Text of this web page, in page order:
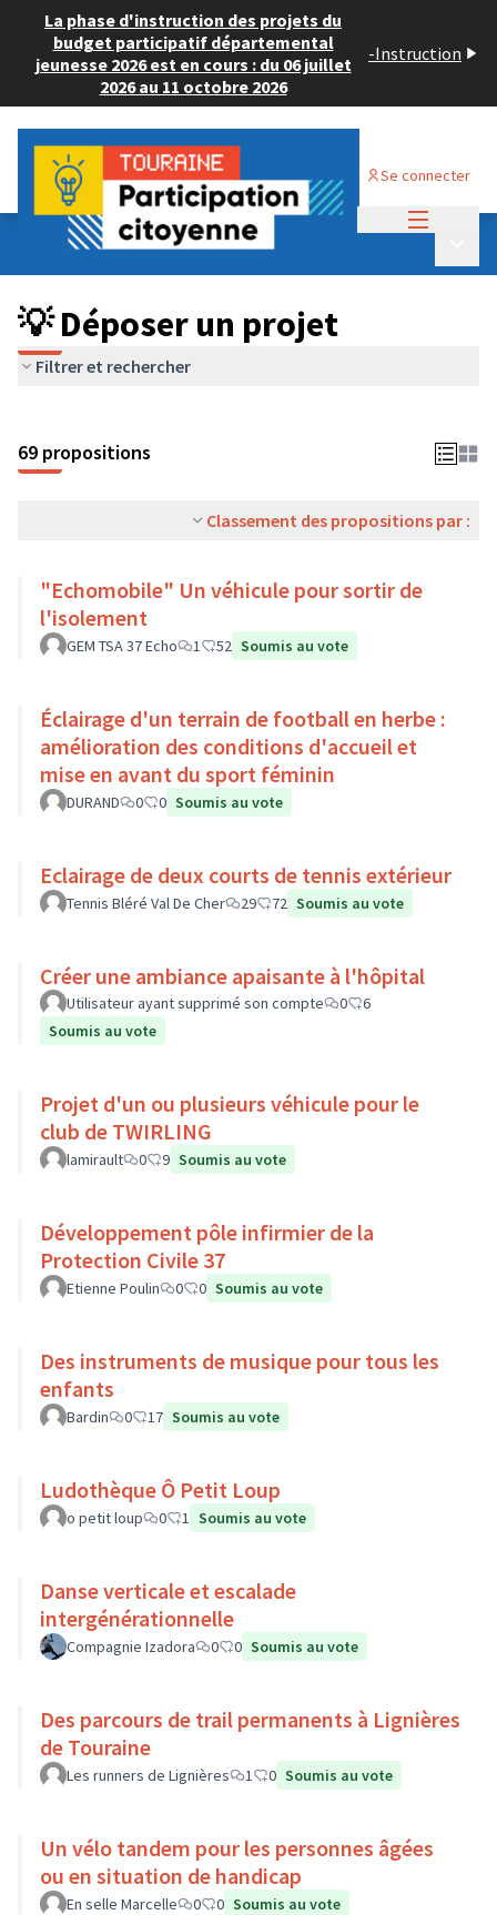
La phase d'instruction des projets du
budget participatif départemental
jeunesse 2026 est en cours : du 06 juillet
2026 au 11 octobre 2026
-Instruction
Se connecter
Budget Participatif ADULTE 2024
💡 Déposer un projet
💡 Déposer un projet
Filtrer et rechercher
69 propositions
Classement des propositions par :
"Echomobile" Un véhicule pour sortir de
l'isolement
GEM TSA 37 Echo 1 52 Soumis au vote
Éclairage d'un terrain de football en herbe :
amélioration des conditions d'accueil et
mise en avant du sport féminin
DURAND 0 0 Soumis au vote
Eclairage de deux courts de tennis extérieur
Tennis Bléré Val De Cher 29 72 Soumis au vote
Créer une ambiance apaisante à l'hôpital
Utilisateur ayant supprimé son compte 0
6
Soumis au vote
Projet d'un ou plusieurs véhicule pour le
club de TWIRLING
lamirault 0 9 Soumis au vote
Développement pôle infirmier de la
Protection Civile 37
Etienne Poulin 0 0 Soumis au vote
Des instruments de musique pour tous les
enfants
Bardin 0 17 Soumis au vote
Ludothèque Ô Petit Loup
o petit loup 0 1 Soumis au vote
Danse verticale et escalade
intergénérationnelle
Compagnie Izadora 0 0 Soumis au vote
Des parcours de trail permanents à Lignières
de Touraine
Les runners de Lignières 1 0 Soumis au vote
Un vélo tandem pour les personnes âgées
ou en situation de handicap
En selle Marcelle 0 0 Soumis au vote